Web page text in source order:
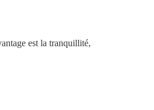
est la tranquillité,